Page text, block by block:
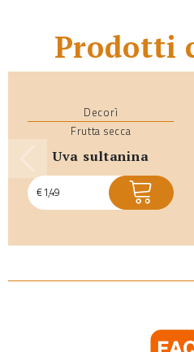
Prodotti
Decorì
Frutta secca
uva sultanina
€1,49